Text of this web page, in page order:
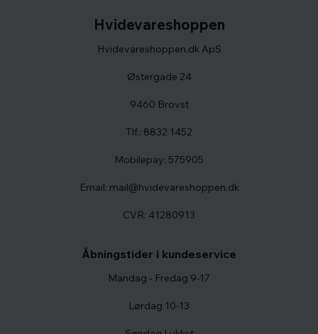
Hvidevareshoppen
Hvidevareshoppen.dk ApS
Østergade 24
9460 Brovst
Tlf.: 8832 1452
Mobilepay: 575905
Email: mail@hvidevareshoppen.dk
CVR: 41280913
Åbningstider i kundeservice
Mandag - Fredag 9-17
Lørdag 10-13